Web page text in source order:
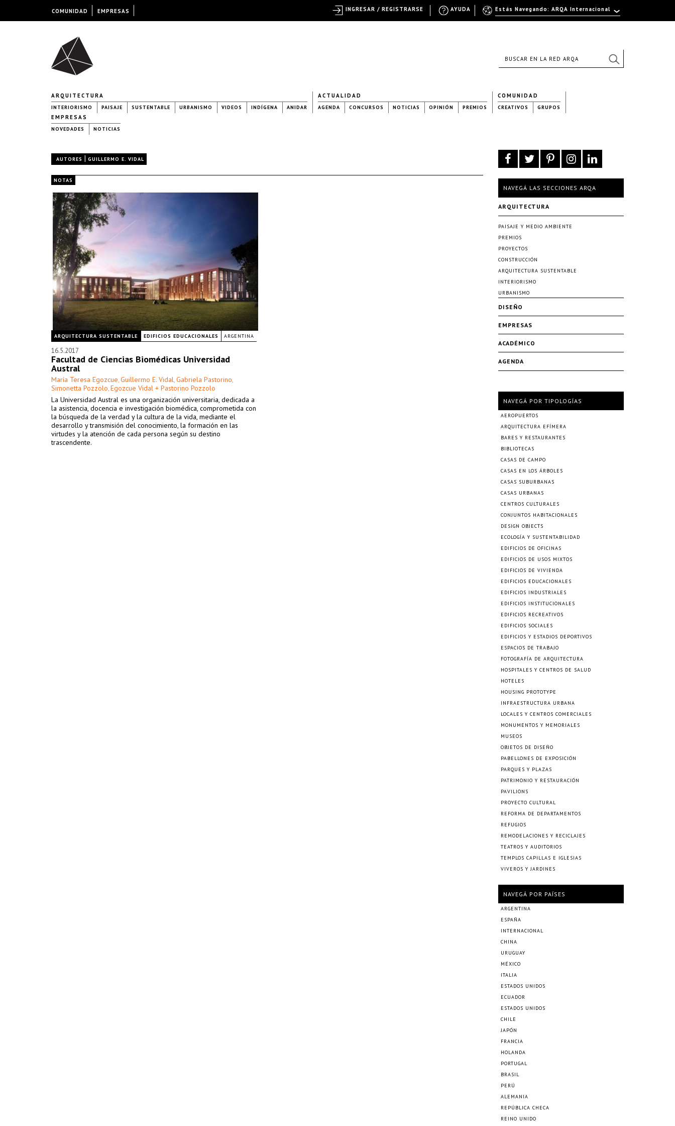
ARQUITECTURA
INTERIORISMO PAISAJE SUSTENTABLE URBANISMO VIDEOS INDÍGENA ANIDAR
ACTUALIDAD
AGENDA CONCURSOS NOTICIAS OPINIÓN PREMIOS
COMUNIDAD
CREATIVOS GRUPOS
EMPRESAS
NOVEDADES NOTICIAS
AUTORES | GUILLERMO E. VIDAL
NOTAS
ARQUITECTURA SUSTENTABLE EDIFICIOS EDUCACIONALES ARGENTINA
16.5.2017
Facultad de Ciencias Biomédicas Universidad
Austral
María Teresa Egozcue, Guillermo E. Vidal, Gabriela Pastorino,
Simonetta Pozzolo, Egozcue Vidal + Pastorino Pozzolo
La Universidad Austral es una organización universitaria, dedicada a
la asistencia, docencia e investigación biomédica, comprometida con
la búsqueda de la verdad y la cultura de la vida, mediante el
desarrollo y transmisión del conocimiento, la formación en las
virtudes y la atención de cada persona según su destino
trascendente.
NAVEGÁ LAS SECCIONES ARQA
ARQUITECTURA
PAISAJE Y MEDIO AMBIENTE
PREMIOS
PROYECTOS
CONSTRUCCIÓN
ARQUITECTURA SUSTENTABLE
INTERIORISMO
URBANISMO
DISEÑO
EMPRESAS
ACADÉMICO
AGENDA
NAVEGÁ POR TIPOLOGÍAS
AEROPUERTOS
ARQUITECTURA EFÍMERA
BARES Y RESTAURANTES
BIBLIOTECAS
CASAS DE CAMPO
CASAS EN LOS ÁRBOLES
CASAS SUBURBANAS
CASAS URBANAS
CENTROS CULTURALES
CONJUNTOS HABITACIONALES
DESIGN OBJECTS
ECOLOGÍA Y SUSTENTABILIDAD
EDIFICIOS DE OFICINAS
EDIFICIOS DE USOS MIXTOS
EDIFICIOS DE VIVIENDA
EDIFICIOS EDUCACIONALES
EDIFICIOS INDUSTRIALES
EDIFICIOS INSTITUCIONALES
EDIFICIOS RECREATIVOS
EDIFICIOS SOCIALES
EDIFICIOS Y ESTADIOS DEPORTIVOS
ESPACIOS DE TRABAJO
FOTOGRAFÍA DE ARQUITECTURA
HOSPITALES Y CENTROS DE SALUD
HOTELES
HOUSING PROTOTYPE
INFRAESTRUCTURA URBANA
LOCALES Y CENTROS COMERCIALES
MONUMENTOS Y MEMORIALES
MUSEOS
OBJETOS DE DISEÑO
PABELLONES DE EXPOSICIÓN
PARQUES Y PLAZAS
PATRIMONIO Y RESTAURACIÓN
PAVILIONS
PROYECTO CULTURAL
REFORMA DE DEPARTAMENTOS
REFUGIOS
REMODELACIONES Y RECICLAJES
TEATROS Y AUDITORIOS
TEMPLOS CAPILLAS E IGLESIAS
VIVEROS Y JARDINES
NAVEGÁ POR PAÍSES
ARGENTINA
ESPAÑA
INTERNACIONAL
CHINA
URUGUAY
MÉXICO
ITALIA
ESTADOS UNIDOS
ECUADOR
ESTADOS UNIDOS
CHILE
JAPÓN
FRANCIA
HOLANDA
PORTUGAL
BRASIL
PERÚ
ALEMANIA
REPÚBLICA CHECA
REINO UNIDO
COMUNIDAD EMPRESAS Estás Navegando: ARQA Internacional
AYUDA
INGRESAR / REGISTRARSE